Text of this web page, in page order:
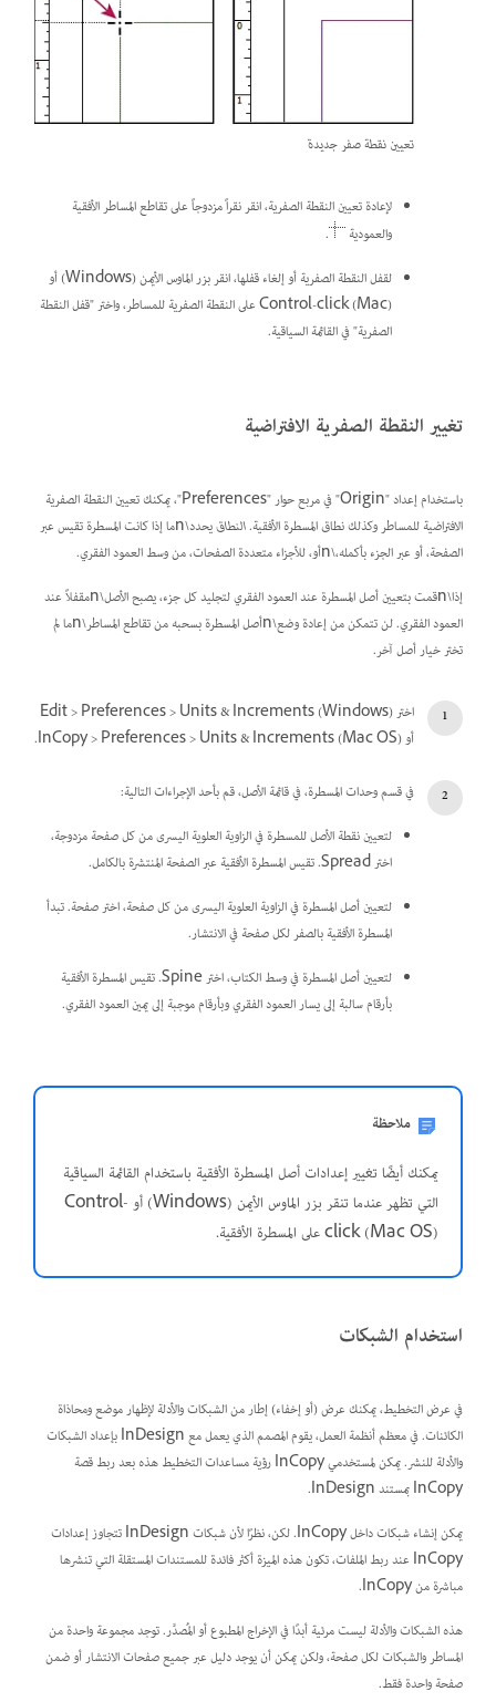
تعيين نقطة صفر جديدة
لإعادة تعيين النقطة الصفرية، انقر نقراً مزدوجاً على تقاطع المساطر الأفقية
والعمودية
.
لقفل النقطة الصفرية أو إلغاء قفلها، انقر بزر الماوس الأيمن (Windows) أو
Control-click (Mac) على النقطة الصفرية للمساطر، واختر "قفل النقطة
الصفرية" في القائمة السياقية.
تغيير النقطة الصفرية الافتراضية
باستخدام إعداد "Origin" في مربع حوار "Preferences"، يمكنك تعيين النقطة الصفرية
الافتراضية للمساطر وكذلك نطاق المسطرة الأفقية.النطاق
يحدد\nما إذا كانت المسطرة تقيس عبر
الصفحة، أو عبر الجزء بأكمله،\nأو، للأجزاء متعددة الصفحات، من وسط العمود الفقري.
إذا\nقمت بتعيين أصل المسطرة عند العمود الفقري لتجليد كل جزء، يصبح الأصل\nمقفلاً عند
العمود الفقري. لن تتمكن من إعادة وضع\nأصل المسطرة بسحبه من تقاطع المساطر\nما لم
تختر خيار أصل آخر.
اختر Edit > Preferences > Units & Increments (Windows)
أو InCopy > Preferences > Units & Increments (Mac OS).
في قسم وحدات المسطرة، في قائمة الأصل، قم بأحد الإجراءات التالية:
لتعيين نقطة الأصل للمسطرة في الزاوية العلوية اليسرى من كل صفحة مزدوجة،
اختر Spread. تقيس المسطرة الأفقية عبر الصفحة المنتشرة بالكامل.
لتعيين أصل المسطرة في الزاوية العلوية اليسرى من كل صفحة، اختر صفحة. تبدأ
المسطرة الأفقية بالصفر لكل صفحة في الانتشار.
لتعيين أصل المسطرة في وسط الكتاب، اختر Spine. تقيس المسطرة الأفقية
بأرقام سالبة إلى يسار العمود الفقري وبأرقام موجبة إلى يمين العمود الفقري.
ملاحظة
يمكنك أيضًا تغيير إعدادات أصل المسطرة الأفقية باستخدام القائمة السياقية
التي تظهر عندما تنقر بزر الماوس الأيمن (Windows) أو Control-
click (Mac OS) على المسطرة الأفقية.
استخدام الشبكات
في عرض التخطيط، يمكنك عرض (أو إخفاء) إطار من الشبكات والأدلة لإظهار موضع ومحاذاة
الكائنات. في معظم أنظمة العمل، يقوم المصمم الذي يعمل مع InDesign بإعداد الشبكات
والأدلة للنشر. يمكن لمستخدمي InCopy رؤية مساعدات التخطيط هذه بعد ربط قصة
InCopy بمستند InDesign.
يمكن إنشاء شبكات داخل InCopy. لكن، نظرًا لأن شبكات InDesign تتجاوز إعدادات
InCopy عند ربط الملفات، تكون هذه الميزة أكثر فائدة للمستندات المستقلة التي تنشرها
مباشرة من InCopy.
هذه الشبكات والأدلة ليست مرئية أبدًا في الإخراج المطبوع أو المُصدَّر. توجد مجموعة واحدة من
المساطر والشبكات لكل صفحة، ولكن يمكن أن يوجد دليل عبر جميع صفحات الانتشار أو ضمن
صفحة واحدة فقط.